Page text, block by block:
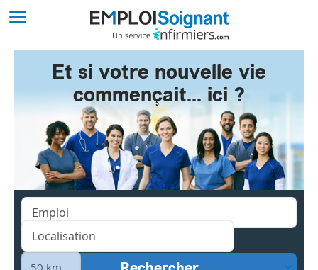
Et si votre nouvelle vie
commençait... ici ?